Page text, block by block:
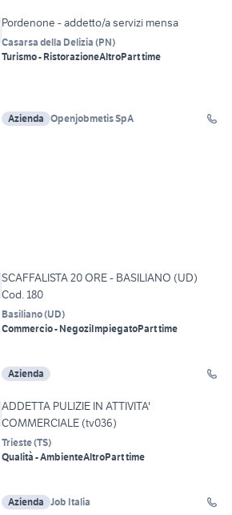
Pordenone - addetto/a servizi mensa
Casarsa della Delizia (PN)
Turismo - RistorazioneAltroPart time
Azienda Openjobmetis SpA
SCAFFALISTA 20 ORE - BASILIANO (UD)
Cod. 180
Basiliano(UD)
Commercio - NegoziImpiegatoPart time
Azienda
ADDETTA PULIZIE IN ATTIVITA'
COMMERCIALE (tv036)
Trieste(TS)
Qualità - AmbienteAltroPart time
Azienda Job Italia